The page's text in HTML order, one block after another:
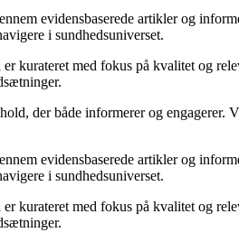
evidensbaserede artikler og
i sundhedsuniverset.
kurateret med fokus på kvalitet og
der både informerer og engagerer.
evidensbaserede artikler og
i sundhedsuniverset.
kurateret med fokus på kvalitet og